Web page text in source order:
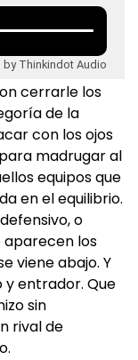
by Thinkindot Audio
cerrarle los
de la
con los ojos
madrugar al
equipos que
en el equilibrio.
o
aparecen los
viene abajo. Y
y entrador. Que
sin
rival de